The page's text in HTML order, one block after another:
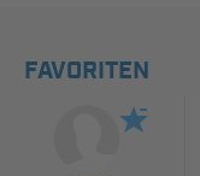
FAVORITEN